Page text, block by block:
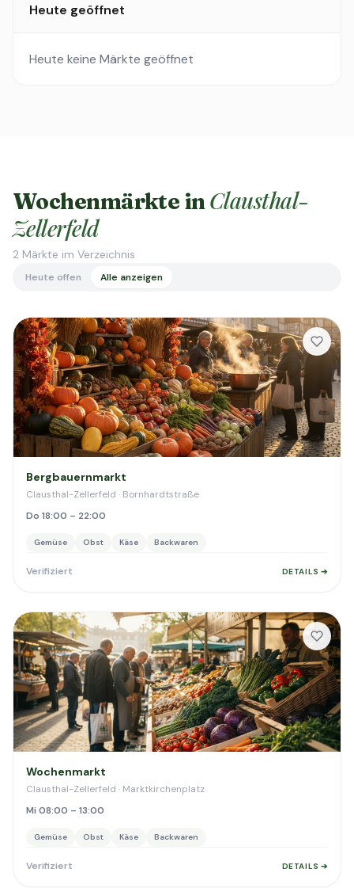
Heute geöffnet
Heute keine Märkte geöffnet
Wochenmärkte inClausthal-
Zellerfeld
2 Märkte im Verzeichnis
Heute offen Alle anzeigen
Bergbauernmarkt
Clausthal-Zellerfeld · Bornhardtstraße
Do 18:00 – 22:00
Gemüse Obst Käse Backwaren
Verifiziert DETAILS ➔
Wochenmarkt
Clausthal-Zellerfeld · Marktkirchenplatz
Mi 08:00 – 13:00
Gemüse Obst Käse Backwaren
Verifiziert DETAILS ➔